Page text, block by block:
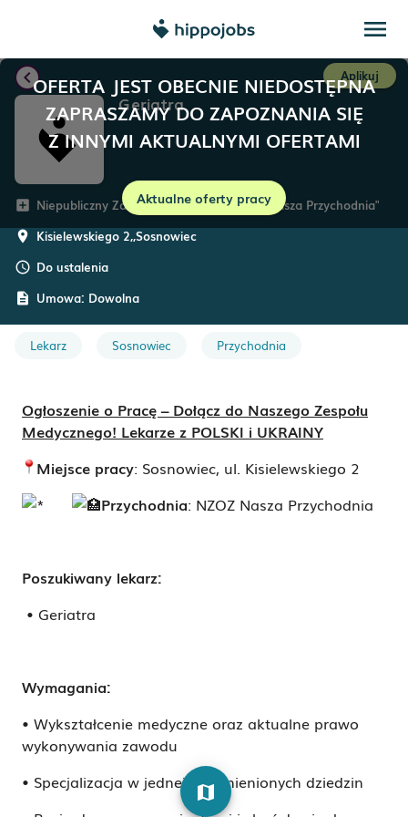
menu
OFERTA JEST OBECNIE NIEDOSTĘPNA
ZAPRASZAMY DO ZAPOZNANIA SIĘ
Z INNYMI AKTUALNYMI OFERTAMI
Aktualne oferty pracy
chevron_left Aplikuj
Geriatra
add_box Niepubliczny Zakład Opieki Zdrowotnej "Nasza Przychodnia"
room Kisielewskiego 2,,Sosnowiec
schedule Do ustalenia
description Umowa: Dowolna
Lekarz Sosnowiec Przychodnia
Ogłoszenie o Pracę – Dołącz do Naszego Zespołu
Medycznego! Lekarze z POLSKI i UKRAINY
Miejsce pracy: Sosnowiec, ul. Kisielewskiego 2
Przychodnia: NZOZ Nasza Przychodnia
Poszukiwany lekarz:
• Geriatra
Wymagania:
• Wykształcenie medyczne oraz aktualne prawo
wykonywania zawodu
• Specjalizacja w jednej z wymienionych dziedzin
map